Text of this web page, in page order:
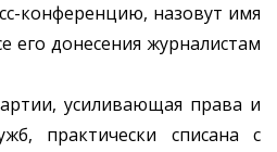
конференцию, назовут имя
его донесения журналистам
усиливающая права и
практически списана с